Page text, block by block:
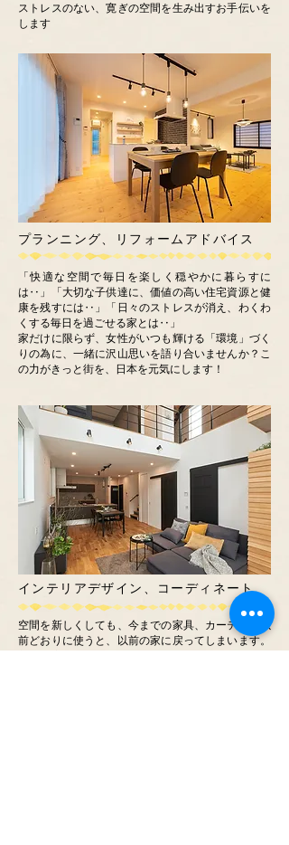
ストレスのない、寛ぎの空間を生み出すお手伝いを
します
プランニング、リフォームアドバイス
「快適な空間で毎日を楽しく穏やかに暮らすに
は‥」「大切な子供達に、価値の高い住宅資源と健
康を残すには‥」「日々のストレスが消え、わくわ
くする毎日を過ごせる家とは‥」
家だけに限らず、女性がいつも輝ける「環境」づく
りの為に、一緒に沢山思いを語り合いませんか？こ
の力がきっと街を、日本を元気にします！
インテリアデザイン、コーディネート
空間を新しくしても、今までの家具、カーテンを以
前どおりに使うと、以前の家に戻ってしまいます。